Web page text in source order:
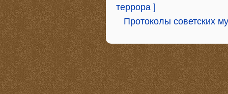
террора ]
Протоколы советских